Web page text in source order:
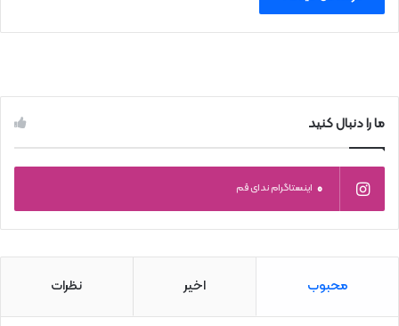
ما را دنبال کنید
0 اینستاگرام ندای قم
محبوب اخیر نظرات